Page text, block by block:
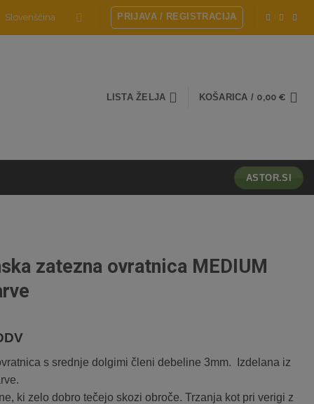
Slovenščina PRIJAVA / REGISTRACIJA
LISTA ŽELJA KOŠARICA / 0,00 €
ASTOR.SI
zatezna ovratnica MEDIUM
€
s srednje dolgimi členi debeline 3mm. Izdelana iz
ki zelo dobro tečejo skozi obroče. Trzanja kot pri verigi z